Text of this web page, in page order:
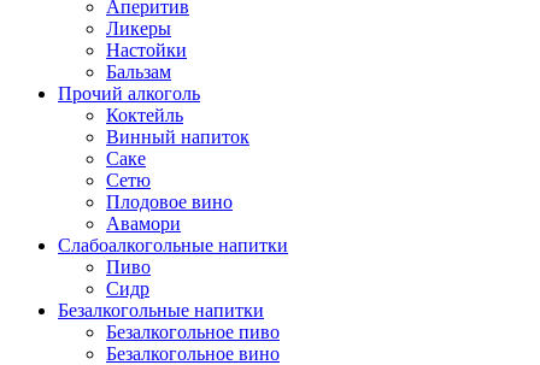
Аперитив
Ликеры
Настойки
Бальзам
Прочий алкоголь
Коктейль
Винный напиток
Саке
Сетю
Плодовое вино
Авамори
Слабоалкогольные напитки
Пиво
Сидр
Безалкогольные напитки
Безалкогольное пиво
Безалкогольное вино